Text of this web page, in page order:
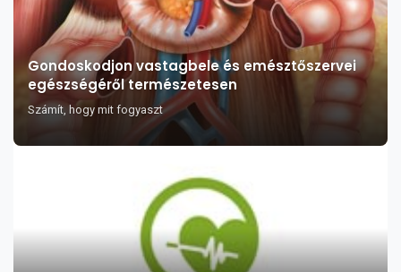
Gondoskodjon vastagbele és emésztőszervei
egészségéről természetesen
Számít, hogy mit fogyaszt